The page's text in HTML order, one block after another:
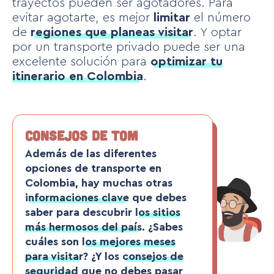
trayectos pueden ser agotadores. Para
evitar agotarte, es mejor limitar el número
de regiones que planeas visitar. Y optar
por un transporte privado puede ser una
excelente solución para optimizar tu
itinerario en Colombia.
CONSEJOS DE TOM
Además de las diferentes
opciones de transporte en
Colombia, hay muchas otras
informaciones clave que debes
saber para descubrir
los sitios
más hermosos del país. ¿Sabes
cuáles son
los mejores meses
para visitar? ¿Y los consejos de
seguridad que no debes pasar